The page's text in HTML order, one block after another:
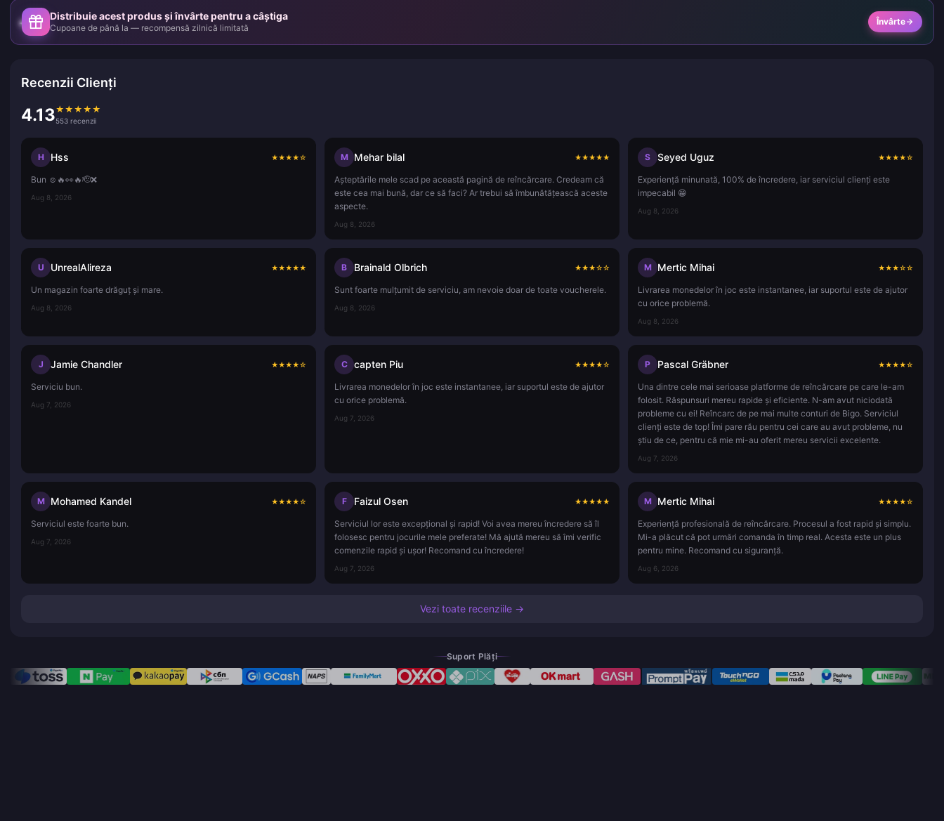
Distribuie acest produs și învârte pentru a câștiga
Cupoane de până la — recompensă zilnică limitată
Învârte
Recenzii Clienți
4.13★ ★ ★ ★ ★
553 recenzii
H Hss ★★★★☆
Bun ☺️🔥👀🔥🫡❌
Aug 8, 2026
M Mehar bilal ★★★★★
Așteptările mele scad pe această pagină de reîncărcare. Credeam că
este cea mai bună, dar ce să faci? Ar trebui să îmbunătățească aceste
aspecte.
Aug 8, 2026
S Seyed Uguz ★★★★☆
Experiență minunată, 100% de încredere, iar serviciul clienți este
impecabil 😁
Aug 8, 2026
U UnrealAlireza ★★★★★
Un magazin foarte drăguț și mare.
Aug 8, 2026
B Brainald Olbrich ★★★☆☆
Sunt foarte mulțumit de serviciu, am nevoie doar de toate voucherele.
Aug 8, 2026
M Mertic Mihai ★★★☆☆
Livrarea monedelor în joc este instantanee, iar suportul este de ajutor
cu orice problemă.
Aug 8, 2026
J Jamie Chandler ★★★★☆
Serviciu bun.
Aug 7, 2026
C capten Piu ★★★★☆
Livrarea monedelor în joc este instantanee, iar suportul este de ajutor
cu orice problemă.
Aug 7, 2026
P Pascal Gräbner ★★★★☆
Una dintre cele mai serioase platforme de reîncărcare pe care le-am
folosit. Răspunsuri mereu rapide și eficiente. N-am avut niciodată
probleme cu ei! Reîncarc de pe mai multe conturi de Bigo. Serviciul
clienți este de top! Îmi pare rău pentru cei care au avut probleme, nu
știu de ce, pentru că mie mi-au oferit mereu servicii excelente.
Aug 7, 2026
M Mohamed Kandel ★★★★☆
Serviciul este foarte bun.
Aug 7, 2026
F Faizul Osen ★★★★★
Serviciul lor este excepțional și rapid! Voi avea mereu încredere să îl
folosesc pentru jocurile mele preferate! Mă ajută mereu să îmi verific
comenzile rapid și ușor! Recomand cu încredere!
Aug 7, 2026
M Mertic Mihai ★★★★☆
Experiență profesională de reîncărcare. Procesul a fost rapid și simplu.
Mi-a plăcut că pot urmări comanda în timp real. Acesta este un plus
pentru mine. Recomand cu siguranță.
Aug 6, 2026
Vezi toate recenziile →
Suport Plăți